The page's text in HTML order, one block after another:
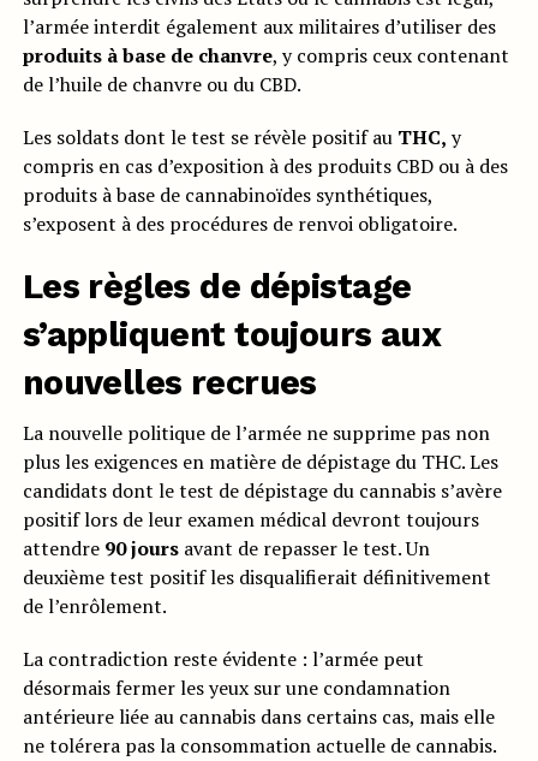
l’armée interdit également aux militaires d’utiliser des
produits à base de chanvre, y compris ceux contenant
de l’huile de chanvre ou du CBD.
Les soldats dont le test se révèle positif au THC, y
compris en cas d’exposition à des produits CBD ou à des
produits à base de cannabinoïdes synthétiques,
s’exposent à des procédures de renvoi obligatoire.
Les règles de dépistage
s’appliquent toujours aux
nouvelles recrues
La nouvelle politique de l’armée ne supprime pas non
plus les exigences en matière de dépistage du THC. Les
candidats dont le test de dépistage du cannabis s’avère
positif lors de leur examen médical devront toujours
attendre 90 joursavant de repasser le test. Un
deuxième test positif les disqualifierait définitivement
de l’enrôlement.
La contradiction reste évidente : l’armée peut
désormais fermer les yeux sur une condamnation
antérieure liée au cannabis dans certains cas, mais elle
ne tolérera pas la consommation actuelle de cannabis.